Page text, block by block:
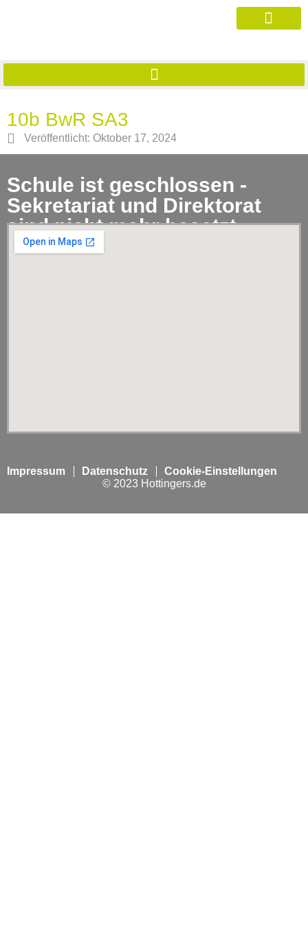
10b BwR SA3
Veröffentlicht: Oktober 17, 2024
Schule ist geschlossen -
Sekretariat und Direktorat
sind nicht mehr besetzt.
Impressum Datenschutz
Cookie-Einstellungen
© 2023 Hottingers.de